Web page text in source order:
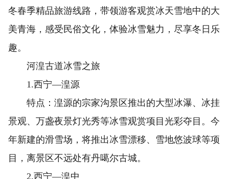
冬春季精品旅游线路，带领游客观赏冰天雪地中的大
美青海，感受民俗文化，体验冰雪魅力，尽享冬日乐
趣。
河湟古道冰雪之旅
1.西宁—湟源
特点：湟源的宗家沟景区推出的大型冰瀑、冰挂
景观、万盏夜景灯光秀等冰雪观赏项目光彩夺目。今
年新建的滑雪场，将推出冰雪漂移、雪地悠波球等项
目，离景区不远处有丹噶尔古城。
2.西宁—湟中